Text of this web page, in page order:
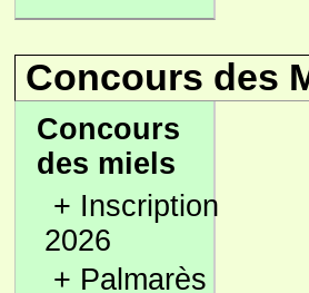
Concours des
Concours
des miels
+ Inscription
2026
+ Palmarès